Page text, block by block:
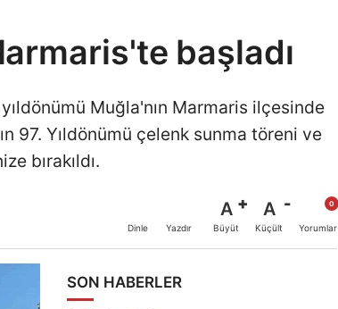
başladı
Muğla'nın Marmaris ilçesinde
97. Yıldönümü çelenk sunma töreni ve
bırakıldı.
Dinle Yazdır
A
Büyüt
A
Küçült Yorumlar
SON HABERLER